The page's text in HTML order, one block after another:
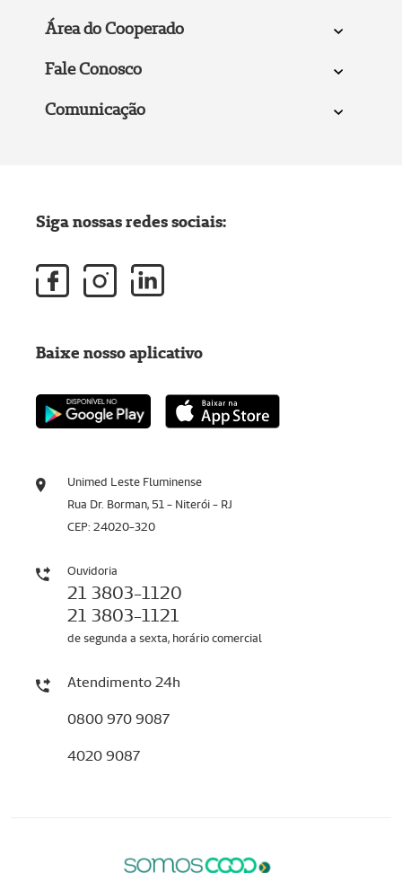
Área do Cooperado
Fale Conosco
Comunicação
Unimed Leste Fluminense
Rua Dr. Borman, 51 - Niterói - RJ
CEP: 24020-320
Ouvidoria
21 3803-1120
21 3803-1121
de segunda a sexta, horário comercial
Atendimento 24h
0800 970 9087
4020 9087
Siga nossas redes sociais:
Baixe nosso aplicativo